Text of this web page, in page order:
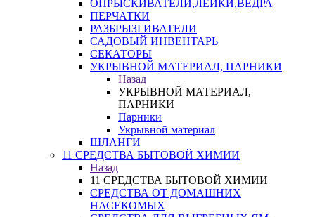
ОПРЫСКИВАТЕЛИ,ЛЕЙКИ,ВЕДРА
ПЕРЧАТКИ
РАЗБРЫЗГИВАТЕЛИ
САДОВЫЙ ИНВЕНТАРЬ
СЕКАТОРЫ
УКРЫВНОЙ МАТЕРИАЛ, ПАРНИКИ
Назад
УКРЫВНОЙ МАТЕРИАЛ,
ПАРНИКИ
Парники
Укрывной материал
ШЛАНГИ
11 СРЕДСТВА БЫТОВОЙ ХИМИИ
Назад
11 СРЕДСТВА БЫТОВОЙ ХИМИИ
СРЕДСТВА ОТ ДОМАШНИХ
НАСЕКОМЫХ